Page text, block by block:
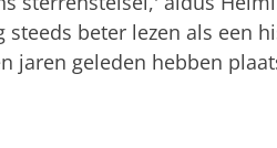
steeds beter lezen als een
jaren geleden hebben